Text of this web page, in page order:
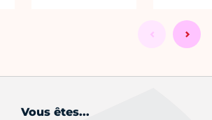
Vous êtes...